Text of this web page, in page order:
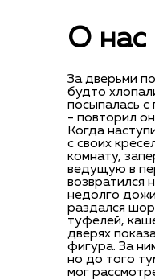
За дверьми
будто
посыпалась с
- повторил
Когда
с своих
комнату,
ведущую в
возвратился
недолго
раздался
туфелей,
дверях
фигура. За
но до того
мог
О нас